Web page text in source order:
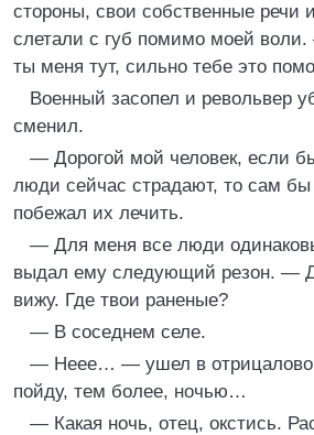
стороны, свои собственные речи
слетали с губ помимо моей
ты меня тут, сильно тебе это
Военный засопел и револьвер
сменил.
— Дорогой мой человек, если
люди сейчас страдают, то сам
побежал их лечить.
— Для меня все люди
выдал ему следующий резон. —
вижу. Где твои раненые?
— В соседнем селе.
— Неее… — ушел в
пойду, тем более, ночью…
— Какая ночь, отец, окстись.